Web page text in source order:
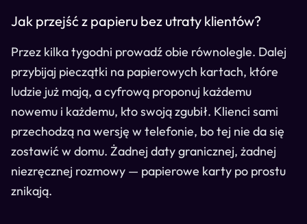
Jak przejść z papieru bez utraty klientów?
Przez kilka tygodni prowadź obie równolegle. Dalej
przybijaj pieczątki na papierowych kartach, które
ludzie już mają, a cyfrową proponuj każdemu
nowemu i każdemu, kto swoją zgubił. Klienci sami
przechodzą na wersję w telefonie, bo tej nie da się
zostawić w domu. Żadnej daty granicznej, żadnej
niezręcznej rozmowy — papierowe karty po prostu
znikają.